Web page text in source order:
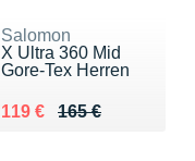
Salomon
X Ultra 360 Mid
Gore-Tex Herren
165 €
Au lieu de 165 €
119 €
Vendu 119 €